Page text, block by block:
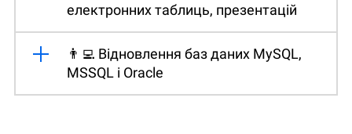
електронних таблиць, презентацій
👨‍💻 Відновлення баз даних MySQL,
MSSQL і Oracle